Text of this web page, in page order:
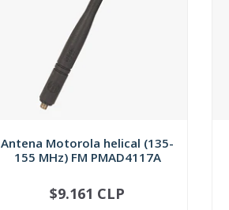
Antena Motorola helical (135-
155 MHz) FM PMAD4117A
+
$9.161 CLP